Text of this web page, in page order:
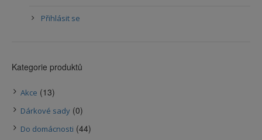
Přihlásit se
Kategorie produktů
Akce (13)
Dárkové sady (0)
Do domácnosti (44)